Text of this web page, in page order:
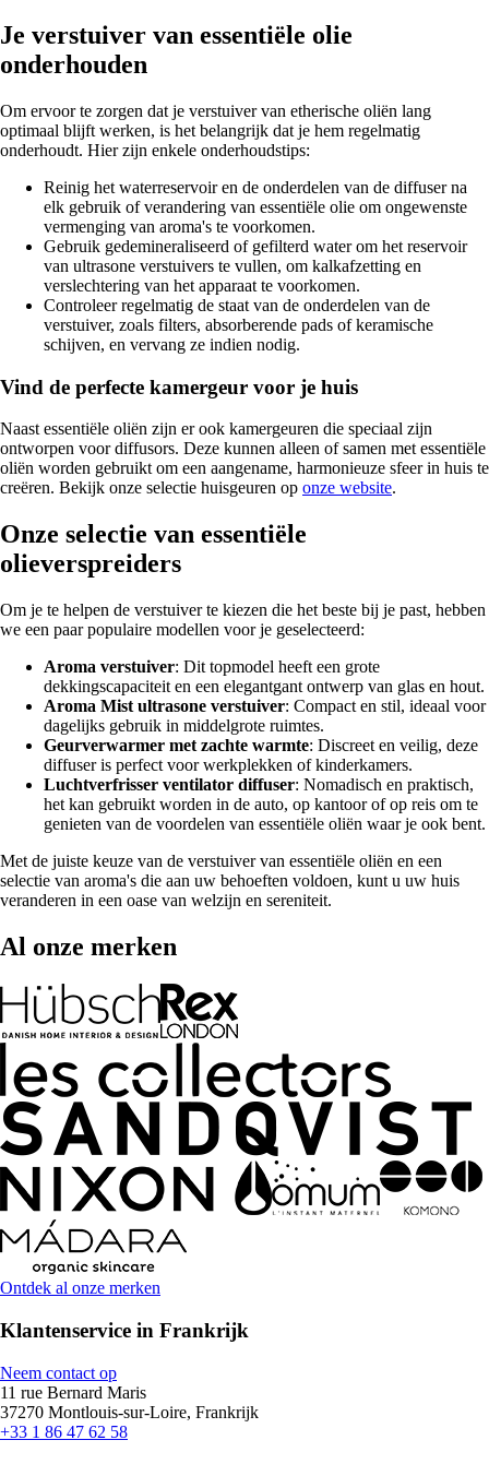
Je verstuiver van essentiële olie
onderhouden
Om ervoor te zorgen dat je verstuiver van etherische oliën lang
optimaal blijft werken, is het belangrijk dat je hem regelmatig
onderhoudt. Hier zijn enkele onderhoudstips:
Reinig het waterreservoir en de onderdelen van de diffuser na
elk gebruik of verandering van essentiële olie om ongewenste
vermenging van aroma's te voorkomen.
Gebruik gedemineraliseerd of gefilterd water om het reservoir
van ultrasone verstuivers te vullen, om kalkafzetting en
verslechtering van het apparaat te voorkomen.
Controleer regelmatig de staat van de onderdelen van de
verstuiver, zoals filters, absorberende pads of keramische
schijven, en vervang ze indien nodig.
Vind de perfecte kamergeur voor je huis
Naast essentiële oliën zijn er ook kamergeuren die speciaal zijn
ontworpen voor diffusors. Deze kunnen alleen of samen met essentiële
oliën worden gebruikt om een aangename, harmonieuze sfeer in huis te
creëren. Bekijk onze selectie huisgeuren op onze website.
Onze selectie van essentiële
olieverspreiders
Om je te helpen de verstuiver te kiezen die het beste bij je past, hebben
we een paar populaire modellen voor je geselecteerd:
Aroma verstuiver: Dit topmodel heeft een grote
dekkingscapaciteit en een elegantgant ontwerp van glas en hout.
Aroma Mist ultrasone verstuiver: Compact en stil, ideaal voor
dagelijks gebruik in middelgrote ruimtes.
Geurverwarmer met zachte warmte: Discreet en veilig, deze
diffuser is perfect voor werkplekken of kinderkamers.
Luchtverfrisser ventilator diffuser: Nomadisch en praktisch,
het kan gebruikt worden in de auto, op kantoor of op reis om te
genieten van de voordelen van essentiële oliën waar je ook bent.
Met de juiste keuze van de verstuiver van essentiële oliën en een
selectie van aroma's die aan uw behoeften voldoen, kunt u uw huis
veranderen in een oase van welzijn en sereniteit.
Al onze merken
Ontdek al onze merken
Klantenservice in Frankrijk
Neem contact op
11 rue Bernard Maris
37270 Montlouis-sur-Loire, Frankrijk
+33 1 86 47 62 58